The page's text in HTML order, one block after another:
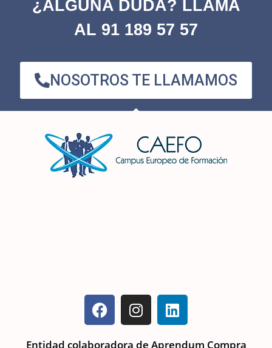
¿ALGUNA DUDA? LLAMA
AL 91 189 57 57
NOSOTROS TE LLAMAMOS
Entidad colaboradora de Aprendum Compra